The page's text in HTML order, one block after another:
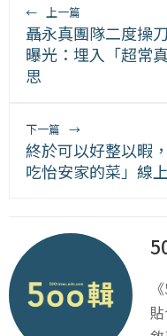
← 上一篇
聶永真團隊二度操
曝光：埋入「超常
思
下一篇 →
終於可以好整以暇
吃怡安家的菜」線